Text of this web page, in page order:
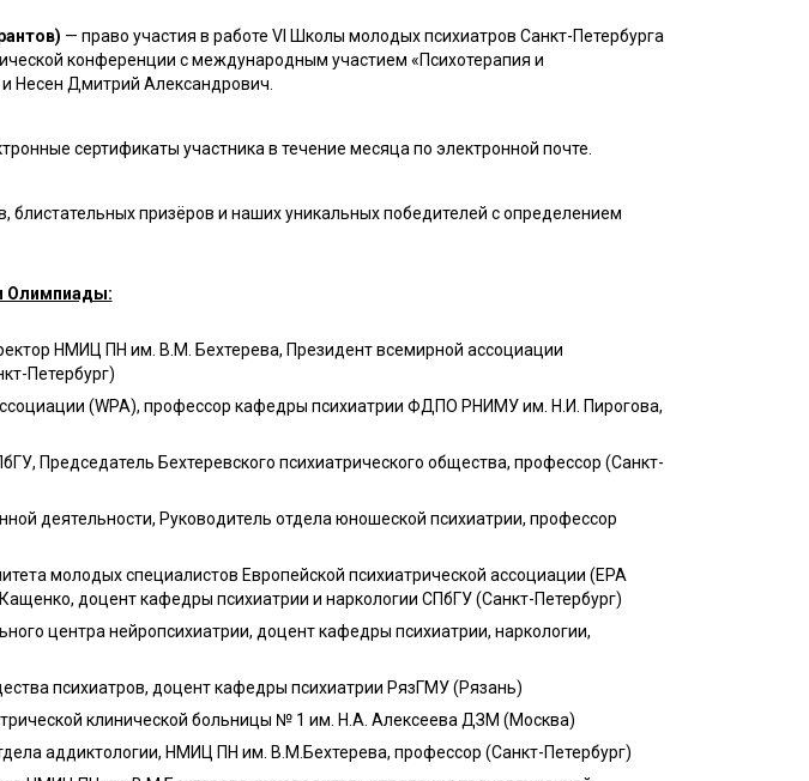
— право участия в работе VI Школы молодых психиатров Санкт-Петербурга
конференции с международным участием «Психотерапия и
Несен Дмитрий Александрович.
сертификаты участника в течение месяца по электронной почте.
призёров и наших уникальных победителей с определением
Олимпиады:
НМИЦ ПН им. В.М. Бехтерева, Президент всемирной ассоциации
Петербург)
(WPA), профессор кафедры психиатрии ФДПО РНИМУ им. Н.И. Пирогова,
Председатель Бехтеревского психиатрического общества, профессор (Санкт-
деятельности, Руководитель отдела юношеской психиатрии, профессор
молодых специалистов Европейской психиатрической ассоциации (EPA
доцент кафедры психиатрии и наркологии СПбГУ (Санкт-Петербург)
центра нейропсихиатрии, доцент кафедры психиатрии, наркологии,
психиатров, доцент кафедры психиатрии РязГМУ (Рязань)
клинической больницы № 1 им. Н.А. Алексеева ДЗМ (Москва)
аддиктологии, НМИЦ ПН им. В.М.Бехтерева, профессор (Санкт-Петербург)